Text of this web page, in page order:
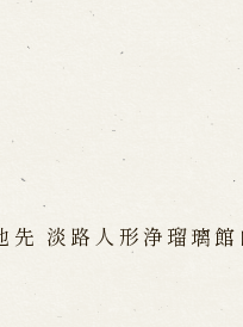
淡路人形浄瑠璃館